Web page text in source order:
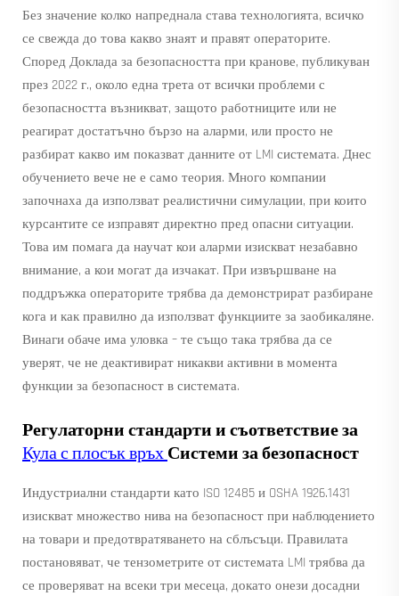
Без значение колко напреднала става технологията, всичко
се свежда до това какво знаят и правят операторите.
Според Доклада за безопасността при кранове, публикуван
през 2022 г., около една трета от всички проблеми с
безопасността възникват, защото работниците или не
реагират достатъчно бързо на аларми, или просто не
разбират какво им показват данните от LMI системата. Днес
обучението вече не е само теория. Много компании
започнаха да използват реалистични симулации, при които
курсантите се изправят директно пред опасни ситуации.
Това им помага да научат кои аларми изискват незабавно
внимание, а кои могат да изчакат. При извършване на
поддръжка операторите трябва да демонстрират разбиране
кога и как правилно да използват функциите за заобикаляне.
Винаги обаче има уловка – те също така трябва да се
уверят, че не деактивират никакви активни в момента
функции за безопасност в системата.
Регулаторни стандарти и съответствие за
Кула с плосък връхСистеми за безопасност
Индустриални стандарти като ISO 12485 и OSHA 1926.1431
изискват множество нива на безопасност при наблюдението
на товари и предотвратяването на сблъсъци. Правилата
постановяват, че тензометрите от системата LMI трябва да
се проверяват на всеки три месеца, докато онези досадни